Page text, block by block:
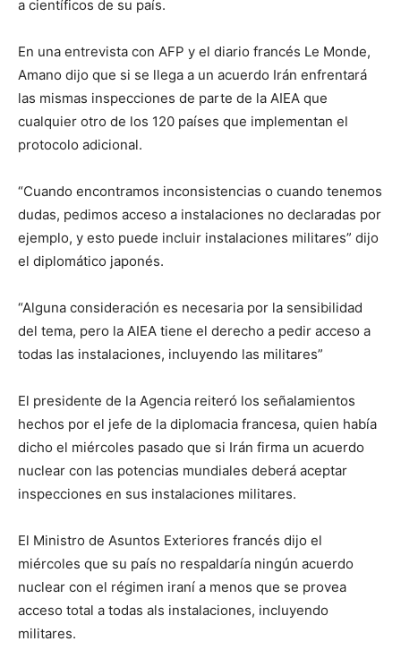
a científicos de su país.
En una entrevista con AFP y el diario francés Le Monde,
Amano dijo que si se llega a un acuerdo Irán enfrentará
las mismas inspecciones de parte de la AIEA que
cualquier otro de los 120 países que implementan el
protocolo adicional.
“Cuando encontramos inconsistencias o cuando tenemos
dudas, pedimos acceso a instalaciones no declaradas por
ejemplo, y esto puede incluir instalaciones militares” dijo
el diplomático japonés.
“Alguna consideración es necesaria por la sensibilidad
del tema, pero la AIEA tiene el derecho a pedir acceso a
todas las instalaciones, incluyendo las militares”
El presidente de la Agencia reiteró los señalamientos
hechos por el jefe de la diplomacia francesa, quien había
dicho el miércoles pasado que si Irán firma un acuerdo
nuclear con las potencias mundiales deberá aceptar
inspecciones en sus instalaciones militares.
El Ministro de Asuntos Exteriores francés dijo el
miércoles que su país no respaldaría ningún acuerdo
nuclear con el régimen iraní a menos que se provea
acceso total a todas als instalaciones, incluyendo
militares.